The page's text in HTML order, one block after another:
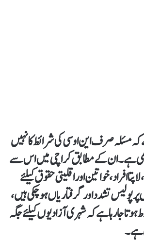
کہ مسئلہ صرف این او سی کی شرائط کا نہیں
بھی ہے۔ ان کے مطابق کراچی میں اس سے
افراد، خواتین اور اقلیتی حقوق کیلئے
پولیس تشدد اور گرفتاریاں ہو چکی ہیں،
جا رہا ہے کہ شہری آزادیوں کیلئے جگہ
ہے۔